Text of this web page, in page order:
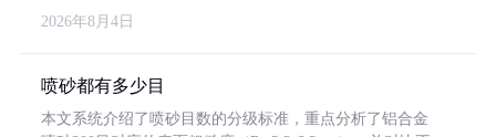
2026年8月4日
喷砂都有多少目
本文系统介绍了喷砂目数的分级标准，重点分析了铝合金